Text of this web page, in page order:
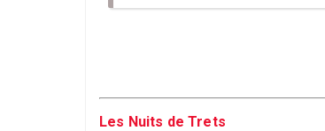
Les Nuits de Trets